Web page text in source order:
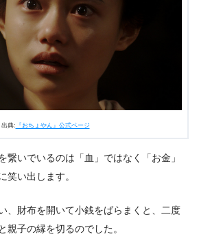
出典: 『おちょやん』公式ページ
繋いでいるのは「血」ではなく「お金」
笑い出します。
、財布を開いて小銭をばらまくと、二度
親子の縁を切るのでした。